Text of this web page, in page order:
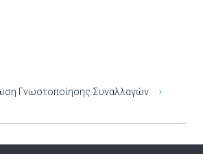
Γνωστοποίησης Συναλλαγών